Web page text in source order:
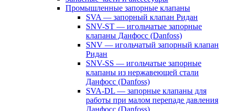
Промышленные запорные клапаны
SVA — запорный клапан Ридан
SNV-ST — игольчатые запорные
клапаны Данфосс (Danfoss)
SNV — игольчатый запорный клапан
Ридан
SNV-SS — игольчатые запорные
клапаны из нержавеющей стали
Данфосс (Danfoss)
SVA-DL — запорные клапаны для
работы при малом перепаде давления
Данфосс (Danfoss)